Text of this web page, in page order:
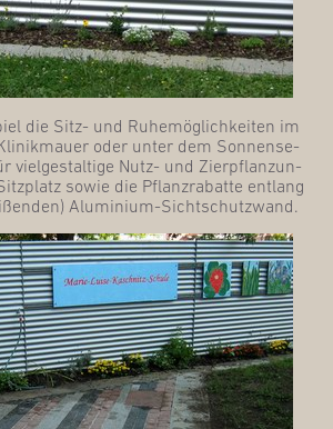
die Sitz- und Ruhe­mög­lich­kei­ten im
oder unter dem Son­nen­se­
viel­ge­stal­ti­ge Nutz- und Zier­pflan­zun­
sowie die Pflanz­ra­bat­te ent­lang
Aluminium-Sichtschutzwand.